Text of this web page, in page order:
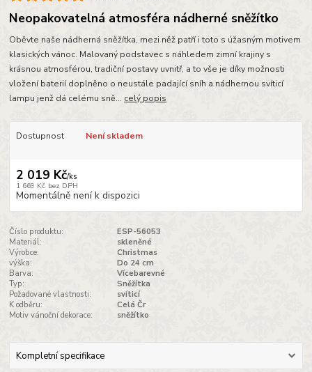
Neopakovatelná atmosféra nádherné sněžítko
Oběvte naše nádherná sněžítka, mezi něž patří i toto s úžasným motivem
klasických vánoc. Malovaný podstavec s náhledem zimní krajiny s
krásnou atmosférou, tradiční postavy uvnitř, a to vše je díky možnosti
vložení baterií doplněno o neustále padající sníh a nádhernou svíticí
lampu jenž dá celému sně... celý popis
Dostupnost Není skladem
2 019 Kč/ks
1 669 Kč bez DPH
Momentálně není k dispozici
Číslo produktu:
ESP-56053
Materiál:
skleněné
Výrobce:
Christmas
výška:
Do 24 cm
Barva:
Vícebarevné
Typ:
Sněžítka
Požadované vlastnosti:
svíticí
K odběru:
Celá Čr
Motiv vánoční dekorace:
sněžítko
Kompletní specifikace